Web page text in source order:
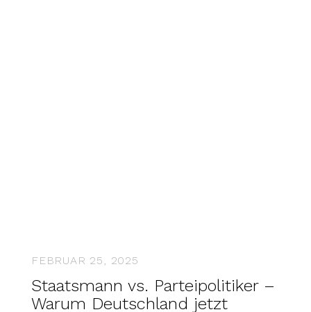
FEBRUAR 25, 2025
Staatsmann vs. Parteipolitiker –
Warum Deutschland jetzt